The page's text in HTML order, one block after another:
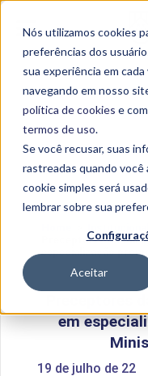
Nós utilizamos cookies
preferências dos
sua experiência em
navegando em nosso
política de cookies e
termos de uso.
Se você recusar, suas
rastreadas quando você
cookie simples será
lembrar sobre sua
Aceitar
Preceptores da
especialização
Preceptores
em
19 de julho de 22